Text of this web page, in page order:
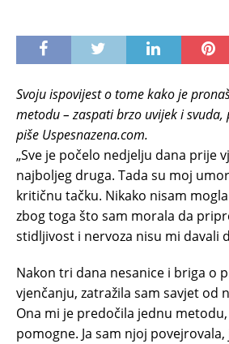
Svoju ispovijest o tome kako je
metodu – zaspati brzo uvijek i svuda,
piše Uspesnazena.com.
„Sve je počelo nedjelju dana prije
najboljeg druga. Tada su moj
kritičnu tačku. Nikako nisam
zbog toga što sam morala da
stidljivost i nervoza nisu mi davali
Nakon tri dana nesanice i briga o
vjenčanju, zatražila sam savjet od
Ona mi je predočila jednu
pomogne. Ja sam njoj povejrovala,